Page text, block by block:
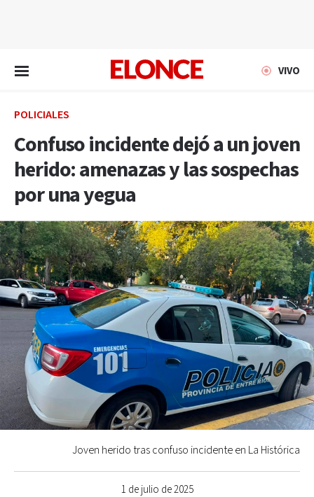
VIVO
POLICIALES
Confuso incidente dejó a un joven
herido: amenazas y las sospechas
por una yegua
1 de julio de 2025
Joven herido tras confuso incidente en La Histórica